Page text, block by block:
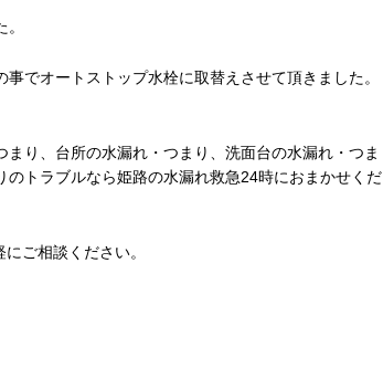
でオートストップ水栓に取替えさせて頂きました。
り、台所の水漏れ・つまり、洗面台の水漏れ・つま
のトラブルなら姫路の水漏れ救急24時におまかせくだ
ご相談ください。